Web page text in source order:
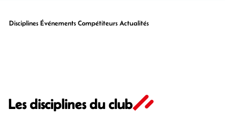
Disciplines Événements Compétiteurs Actualités
Les disciplines du club